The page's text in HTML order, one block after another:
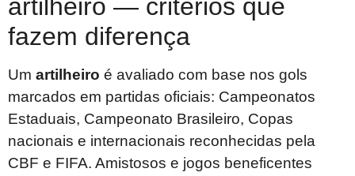
artilheiro — critérios que
fazem diferença
Um artilheiro é avaliado com base nos gols
marcados em partidas oficiais: Campeonatos
Estaduais, Campeonato Brasileiro, Copas
nacionais e internacionais reconhecidas pela
CBF e FIFA. Amistosos e jogos beneficentes